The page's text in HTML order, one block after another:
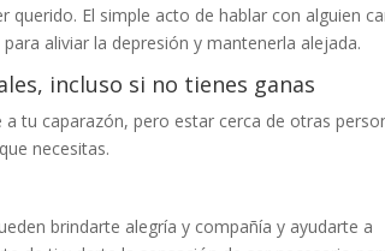
El simple acto de hablar con alguien
aliviar la depresión y mantenerla alejada.
incluso si no tienes ganas
tu caparazón, pero estar cerca de otras
necesitas.
brindarte alegría y compañía y ayudarte a